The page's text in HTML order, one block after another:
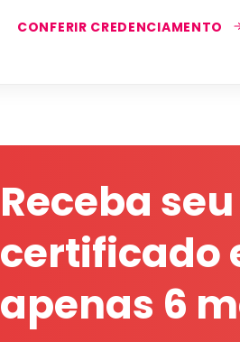
CONFERIR CREDENCIAMENTO
Receba seu
certificado
apenas 6